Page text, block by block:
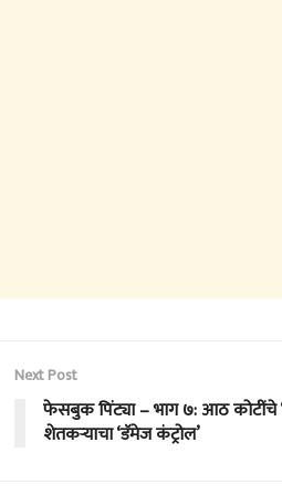
Next Post
फेसबुक पिंट्या – भाग ७: आठ कोटींचे
शेतकऱ्याचा ‘डॅमेज कंट्रोल’